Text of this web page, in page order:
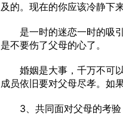
及的。现在的你应该冷静下
是一时的迷恋一时的吸引
是不要伤了父母的心了。
婚姻是大事，千万不可以
成员依旧要对父母尽孝。如
3、共同面对父母的考验